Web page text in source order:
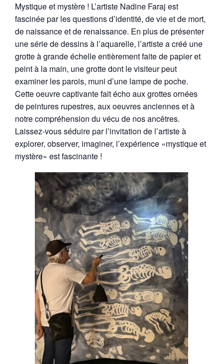
Mystique et mystère ! L’artiste Nadine Faraj est
fascinée par les questions d’identité, de vie et de mort,
de naissance et de renaissance. En plus de présenter
une série de dessins à l’aquarelle, l’artiste a créé une
grotte à grande échelle entièrement faite de papier et
peint à la main, une grotte dont le visiteur peut
examiner les parois, muni d’une lampe de poche.
Cette oeuvre captivante fait écho aux grottes ornées
de peintures rupestres, aux oeuvres anciennes et à
notre compréhension du vécu de nos ancêtres.
Laissez-vous séduire par l’invitation de l’artiste à
explorer, observer, imaginer, l’expérience «mystique et
mystère» est fascinante !